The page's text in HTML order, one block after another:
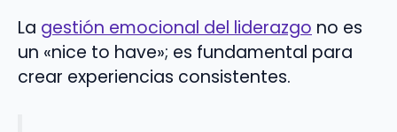
La gestión emocional del liderazgo no es
un «nice to have»; es fundamental para
crear experiencias consistentes.